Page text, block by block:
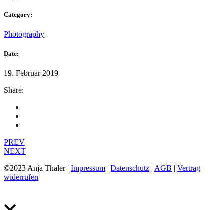
Category:
Photography
Date:
19. Februar 2019
Share:
PREV
NEXT
©2023 Anja Thaler | Impressum | Datenschutz | AGB | Vertrag
widerrufen